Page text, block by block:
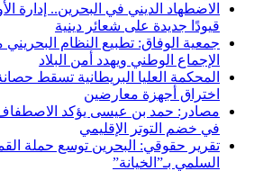
الاضطهاد الديني في البحرين.. إدارة
قيودًا جديدة على شعائر دينية
جمعية الوفاق: تطبيع النظام
الإجماع الوطني ويهدد أمن البلاد
المحكمة العليا البريطانية تسقط
اختراق أجهزة معارضين
مصادر: حمد بن عيسى يؤكد
في خضم التوتر الإقليمي
تقرير حقوقي: البحرين توسع حملة
السلمي بـ”الخيانة”